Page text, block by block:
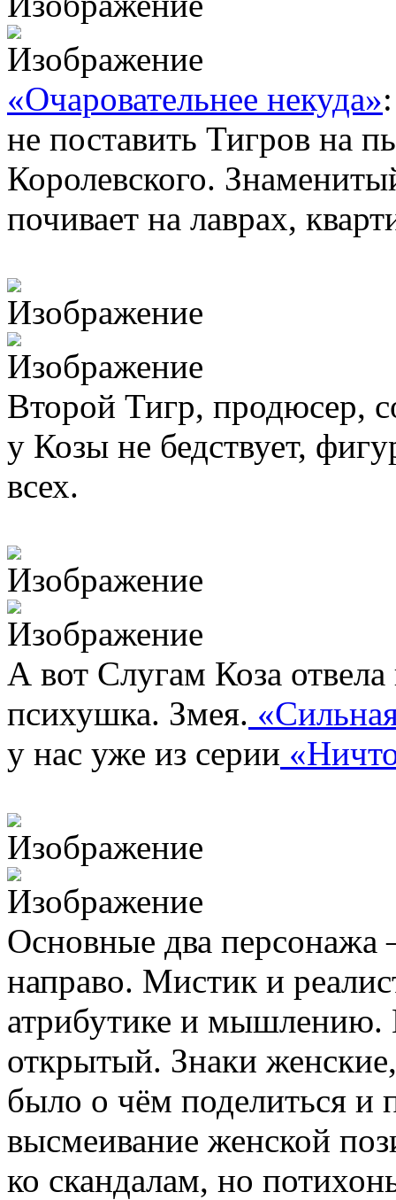
«Очаровательнее некуда»
не поставить Тигров на
Королевского.
почивает на лаврах,
Второй Тигр, продюсер,
у Козы не бедствует,
всех.
А вот Слугам Коза
психушка. Змея.
у нас уже из серии
Основные два
направо. Мистик и
атрибутике и мышлению.
открытый. Знаки
было о чём поделиться и
высмеивание женской
ко скандалам, но